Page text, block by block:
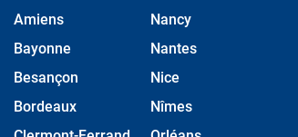
Amiens
Bayonne
Besançon
Bordeaux
Nancy
Nantes
Nice
Nîmes